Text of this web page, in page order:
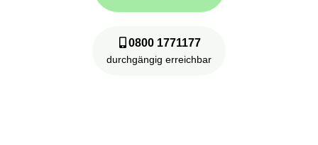
0800 1771177
durchgängig erreichbar